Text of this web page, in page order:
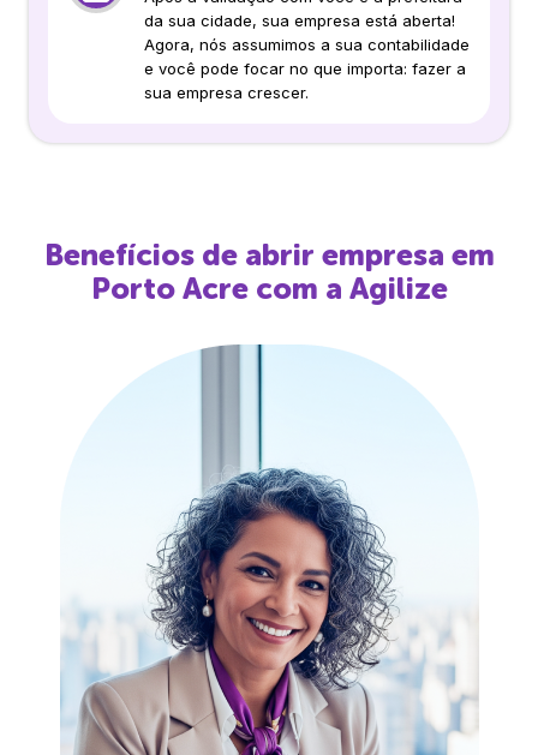
da sua cidade, sua empresa está aberta!
Agora, nós assumimos a sua contabilidade
e você pode focar no que importa: fazer a
sua empresa crescer.
Benefícios de abrir empresa em
Porto Acrecom a Agilize